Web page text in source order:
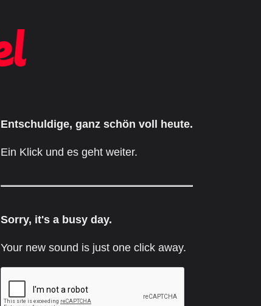
Entschuldige, ganz schön voll heute.
Ein Klick und es geht weiter.
Sorry, it's a busy day.
Your new sound is just one click away.